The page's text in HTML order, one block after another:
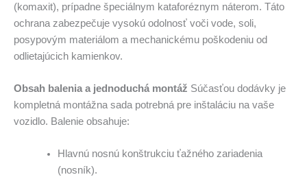
(komaxit), prípadne špeciálnym kataforéznym náterom. Táto
ochrana zabezpečuje vysokú odolnosť voči vode, soli,
posypovým materiálom a mechanickému poškodeniu od
odlietajúcich kamienkov.
Obsah balenia a jednoduchá montáž Súčasťou dodávky je
kompletná montážna sada potrebná pre inštaláciu na vaše
vozidlo. Balenie obsahuje:
Hlavnú nosnú konštrukciu ťažného zariadenia
(nosník).